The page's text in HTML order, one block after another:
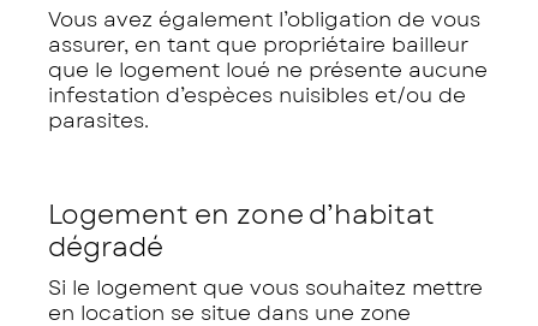
Vous avez également l’obligation de vous
assurer, en tant que propriétaire bailleur
que le logement loué ne présente aucune
infestation d’espèces nuisibles et/ou de
parasites.
Logement en zone d’habitat
dégradé
Si le logement que vous souhaitez mettre
en location se situe dans une zone